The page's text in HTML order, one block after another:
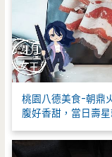
桃園八德美食-朝鼎
腹好香甜，當日壽